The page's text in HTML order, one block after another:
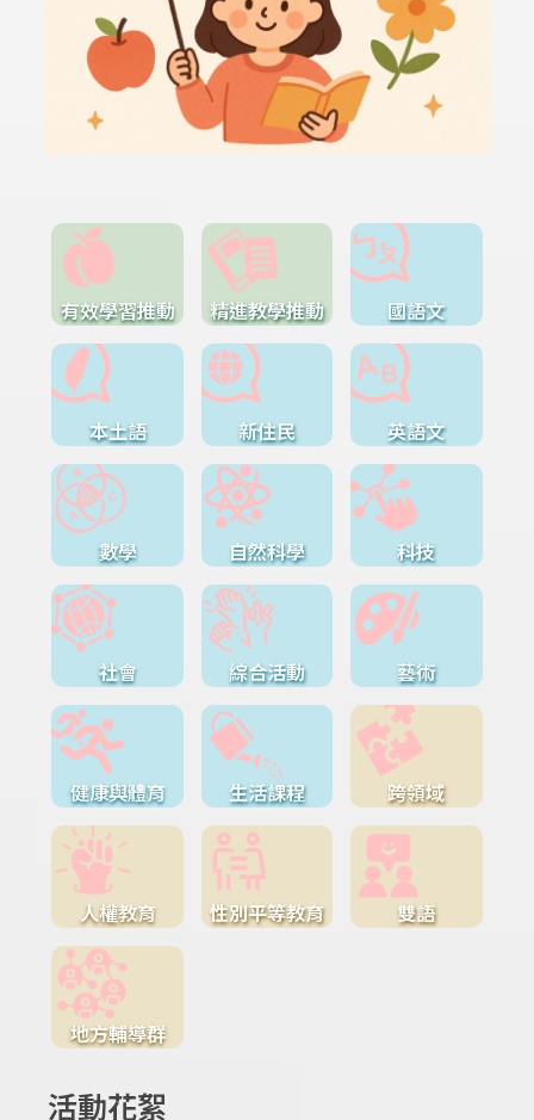
有效學習推動 精進教學推動 國語文
本土語 新住民 英語文
數學 自然科學 科技
社會 綜合活動 藝術
健康與體育 生活課程 跨領域
人權教育 性別平等教育 雙語
地方輔導群
活動花絮